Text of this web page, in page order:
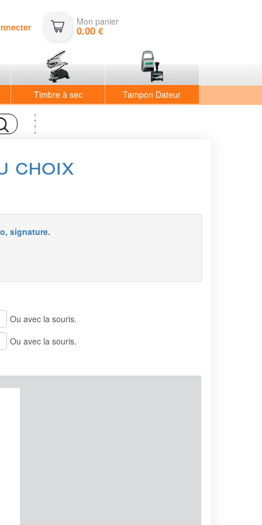
Mon panier
0.00€
Timbre à sec Tampon Dateur
choix
signature.
Ou avec la souris.
Ou avec la souris.